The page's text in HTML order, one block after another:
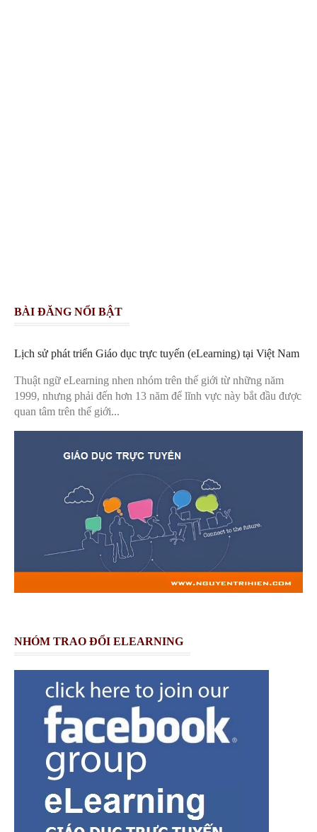
BÀI ĐĂNG NỔI BẬT
Lịch sử phát triển Giáo dục trực tuyến (eLearning) tại Việt Nam
Thuật ngữ eLearning nhen nhóm trên thế giới từ những năm
1999, nhưng phải đến hơn 13 năm để lĩnh vực này bắt đầu được
quan tâm trên thế giới...
NHÓM TRAO ĐỔI ELEARNING